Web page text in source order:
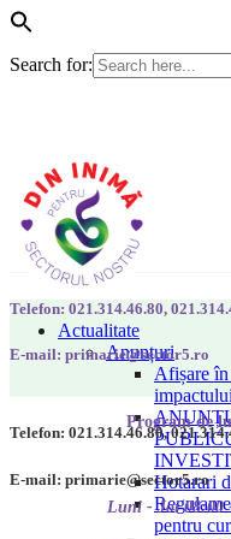
Search for:
Actualitate
Anunțuri
Afișare
Hotarari
pentru
Telefon: 021.314.46.80,
E-mail: primarie@sector5.ro
Program de
Luni - Joi 08:00
Telefon: 021.314.46.80,
E-mail: primarie@sector5.ro